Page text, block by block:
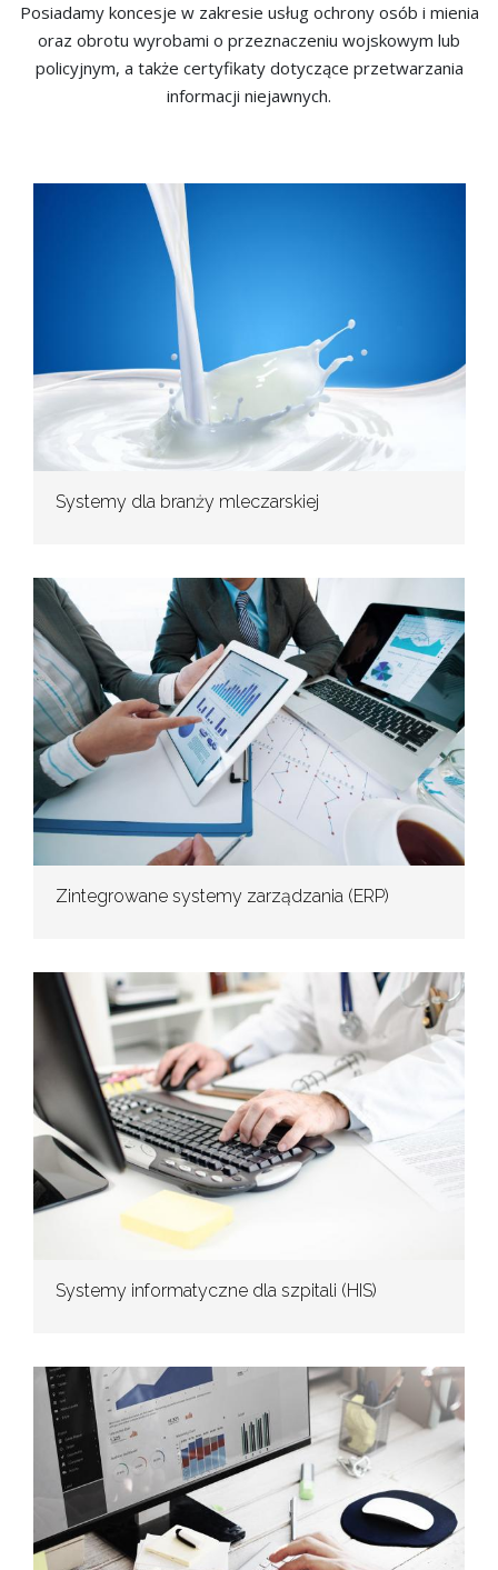
Posiadamy koncesje w zakresie usług ochrony osób i mienia
oraz obrotu wyrobami o przeznaczeniu wojskowym lub
policyjnym, a także certyfikaty dotyczące przetwarzania
informacji niejawnych.
Systemy dla branży mleczarskiej
Zintegrowane systemy zarządzania (ERP)
Systemy informatyczne dla szpitali (HIS)